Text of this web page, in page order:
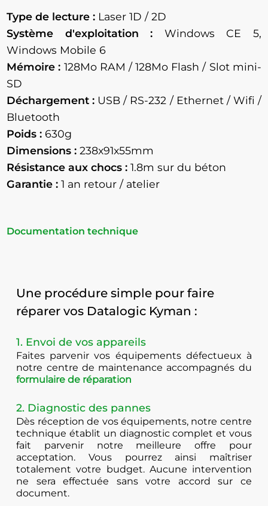
Type de lecture : Laser 1D / 2D
Système d'exploitation : Windows CE 5,
Windows Mobile 6
Mémoire : 128Mo RAM / 128Mo Flash / Slot mini-
SD
Déchargement : USB / RS-232 / Ethernet / Wifi /
Bluetooth
Poids : 630g
Dimensions : 238x91x55mm
Résistance aux chocs : 1.8m sur du béton
Garantie : 1 an retour / atelier
Documentation technique
Une procédure simple pour faire
réparer vos Datalogic Kyman :
1. Envoi de vos appareils
Faites parvenir vos équipements défectueux à
notre centre de maintenance accompagnés du
formulaire de réparation
2. Diagnostic des pannes
Dès réception de vos équipements, notre centre
technique établit un diagnostic complet et vous
fait parvenir notre meilleure offre pour
acceptation. Vous pourrez ainsi maîtriser
totalement votre budget. Aucune intervention
ne sera effectuée sans votre accord sur ce
document.